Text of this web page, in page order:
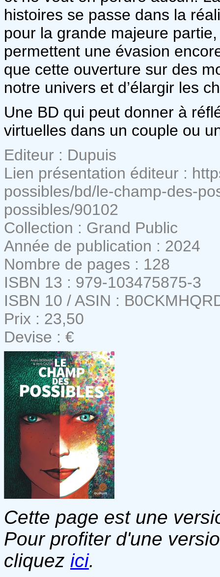
histoires se passe dans la
pour la grande majeure
permettent une évasion
que cette ouverture sur des
notre univers et d’élargir les
Une BD qui peut donner à
virtuelles dans un couple ou
Editeur : Dupuis
Lien présentation éditeur :
possibles/bd/le-champ-des-
possibles/90102
Collection : Grand Public
Année de publication : 2024
Nombre de pages : 128
ISBN 13 : 979-103475875-3
ISBN 10 / ASIN :
Prix : 23,50
Devise : €
Cette page est une
Pour profiter d'une
cliquez ici.